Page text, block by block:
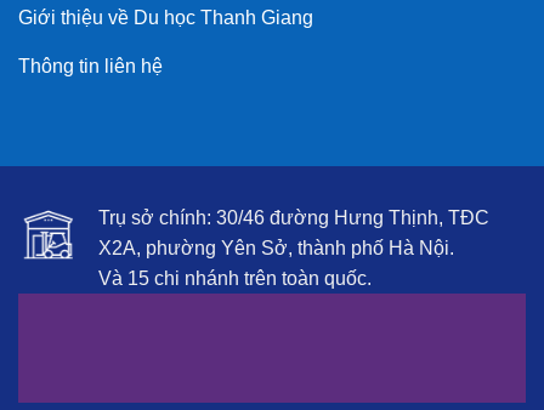
Giới thiệu về Du học Thanh Giang
Thông tin liên hệ
Trụ sở chính: 30/46 đường Hưng Thịnh, TĐC
X2A, phường Yên Sở, thành phố Hà Nội.
Và 15 chi nhánh trên toàn quốc.